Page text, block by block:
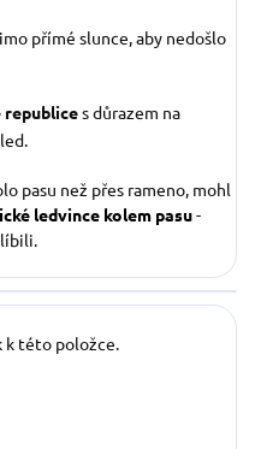
přímé slunce, aby nedošlo
republices důrazem na
pasu než přes rameno, mohl
ledvince kolem pasu-
k této položce.